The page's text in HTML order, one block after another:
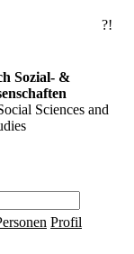
?!
Sozial- &
Sciences and
Profil